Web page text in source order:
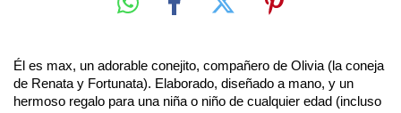
Él es max, un adorable conejito, compañero de Olivia (la coneja
de Renata y Fortunata). Elaborado, diseñado a mano, y un
hermoso regalo para una niña o niño de cualquier edad (incluso